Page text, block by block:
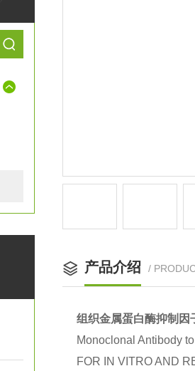
产品介绍 /
组织金属蛋白酶抑制因
Monoclonal Antibody
FOR IN VITRO AND